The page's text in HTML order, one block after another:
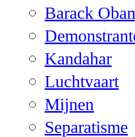
Barack
Kandahar
Luchtvaart
Mijnen
Separatisme